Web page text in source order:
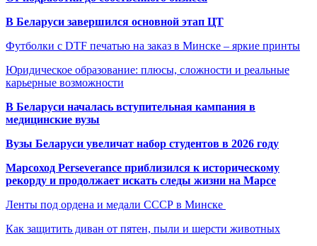
В Беларуси завершился основной этап ЦТ
Футболки с DTF печатью на заказ в Минске – яркие принты
Юридическое образование: плюсы, сложности и реальные
карьерные возможности
В Беларуси началась вступительная кампания в
медицинские вузы
Вузы Беларуси увеличат набор студентов в 2026 году
Марсоход Perseverance приблизился к историческому
рекорду и продолжает искать следы жизни на Марсе
Ленты под ордена и медали СССР в Минске
Как защитить диван от пятен, пыли и шерсти животных